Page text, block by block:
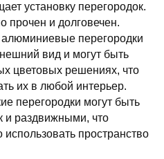
установку перегородок.
прочен и долговечен.
перегородки
вид и могут быть
цветовых решениях, что
их в любой интерьер.
перегородки могут быть
и раздвижными, что
пространство